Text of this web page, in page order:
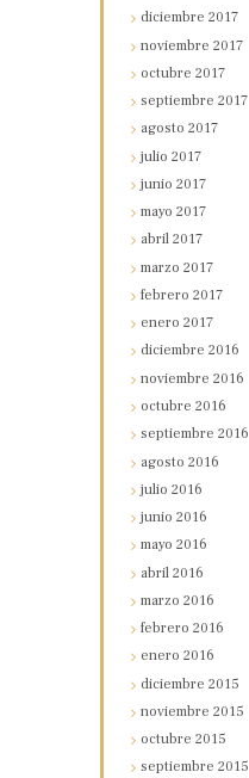
diciembre2017
noviembre2017
octubre2017
septiembre2017
agosto2017
julio2017
junio2017
mayo2017
abril2017
marzo2017
febrero2017
enero2017
diciembre2016
noviembre2016
octubre2016
septiembre2016
agosto2016
julio2016
junio2016
mayo2016
abril2016
marzo2016
febrero2016
enero2016
diciembre2015
noviembre2015
octubre2015
septiembre2015